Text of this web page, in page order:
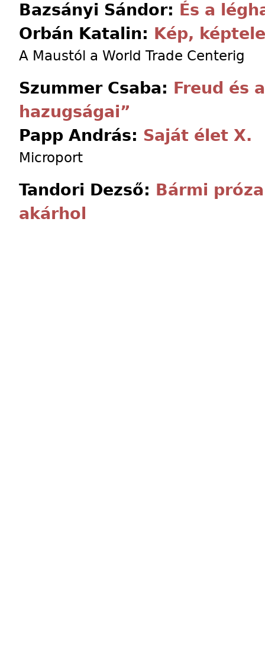
Bazsányi Sándor: És a
Orbán Katalin: Kép,
A Maustól a World Trade Centerig
Szummer Csaba: Freud és
hazugságai”
Papp András: Saját élet X.
Microport
Tandori Dezső: Bármi
akárhol